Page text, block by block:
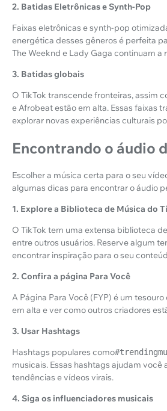
2. Batidas Eletrônicas e Synth-Pop
Faixas eletrônicas e synth-pop
energética desses gêneros é perfeita
The Weeknd e Lady Gaga continuam
3. Batidas globais
O TikTok transcende fronteiras, assim
e Afrobeat estão em alta. Essas faixas
explorar novas experiências culturais
Encontrando o áudio
Escolher a música certa para o seu
algumas dicas para encontrar o áudio
1. Explore a Biblioteca de Música do
O TikTok tem uma extensa biblioteca
entre outros usuários. Reserve algum
encontrar inspiração para o seu
2. Confira a página Para Você
A Página Para Você (FYP) é um
em alta e ver como outros criadores
3. Usar Hashtags
Hashtags populares como
musicais. Essas hashtags ajudam
tendências e vídeos virais.
4. Siga os influenciadores musicais